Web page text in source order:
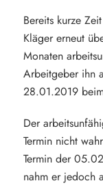
Bereits kurze
Kläger erneut
Monaten
Arbeitgeber ihn
28.01.2019
Der
Termin nicht
Termin der
nahm er jedoch